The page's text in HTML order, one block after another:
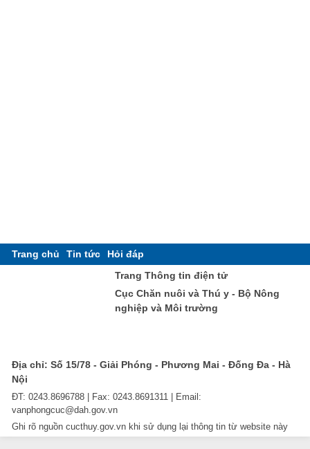
Trang chủ Tin tức
Hỏi đáp
Trang Thông tin điện tử
Cục Chăn nuôi và Thú y - Bộ Nông
nghiệp và Môi trường
Địa chỉ: Số 15/78 - Giải Phóng - Phương Mai - Đống Đa - Hà
Nội
ĐT: 0243.8696788 | Fax: 0243.8691311 | Email:
vanphongcuc@dah.gov.vn
Ghi rõ nguồn cucthuy.gov.vn khi sử dụng lại thông tin từ website này